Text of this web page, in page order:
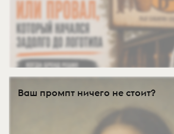
Ваш промпт ничего не стоит?